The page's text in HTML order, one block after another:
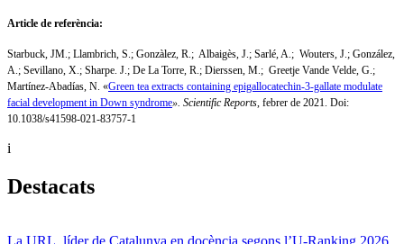
Article de referència:
Starbuck, JM.; Llambrich, S.; Gonzàlez, R.; Albaigès, J.; Sarlé, A.; Wouters, J.; González,
A.; Sevillano, X.; Sharpe. J.; De La Torre, R.; Dierssen, M.; Greetje Vande Velde, G.;
Martínez‑Abadías, N. «Green tea extracts containing epigallocatechin-3-gallate modulate
facial development in Down syndrome». Scientific Reports , febrer de 2021. Doi:
10.1038/s41598-021-83757-1
i
Destacats
La URL, líder de Catalunya en docència segons l’U-Ranking 2026